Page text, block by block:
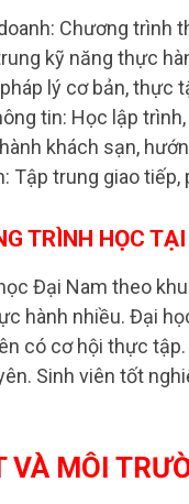
Chương trình
kỹ năng thực
lý cơ bản, thực
tin: Học lập
khách sạn,
Tập trung giao tiếp,
TRÌNH HỌC
Đại Nam theo
hành nhiều. Đại
có cơ hội thực
Sinh viên tốt
VÀ MÔI